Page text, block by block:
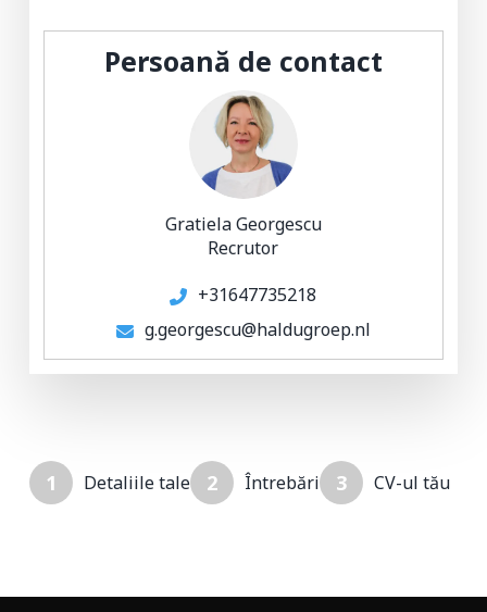
Persoană de contact
Gratiela Georgescu
Recrutor
+31647735218
g.georgescu@haldugroep.nl
1 Detaliile tale 2 Întrebări 3 CV-ul tău